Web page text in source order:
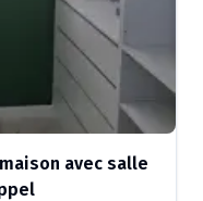
avec salle